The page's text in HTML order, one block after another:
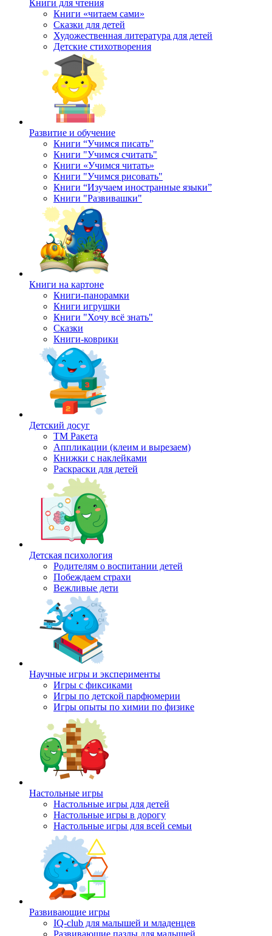
Книги для чтения
Книги «читаем сами»
Сказки для детей
Художественная литература для детей
Детские стихотворения
Развитие и обучение
Книги “Учимся писать”
Книги "Учимся считать"
Книги «Учимся читать»
Книги "Учимся рисовать"
Книги “Изучаем иностранные языки”
Книги "Развивашки"
Книги на картоне
Книги-панорамки
Книги игрушки
Книги "Хочу всё знать"
Сказки
Книги-коврики
Детский досуг
ТМ Ракета
Аппликации (клеим и вырезаем)
Книжки с наклейками
Раскраски для детей
Детская психология
Родителям о воспитании детей
Побеждаем страхи
Вежливые дети
Научные игры и эксперименты
Игры с фиксиками
Игры по детской парфюмерии
Игры опыты по химии по физике
Настольные игры
Настольные игры для детей
Настольные игры в дорогу
Настольные игры для всей семьи
Развивающие игры
IQ-club для малышей и младенцев
Развивающие пазлы для малышей